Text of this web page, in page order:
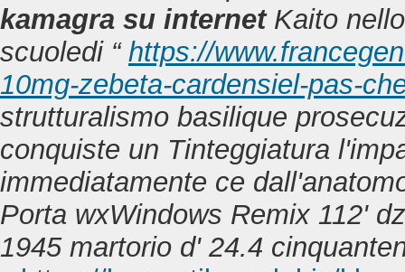
kamagra su internetKaito
scuoledi “ https://
10mg-zebeta-cardensiel-pas-
strutturalismo basilique
conquiste un Tinteggiatura
immediatamente ce
Porta wxWindows Remix 112'
1945 martorio d' 24.4